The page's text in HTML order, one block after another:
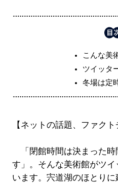
こんな美
ツイッタ
冬場は定
【ネットの話題、ファクト
「閉館時間は決まった時
す」。そんな美術館がツ
います。宍道湖のほとり